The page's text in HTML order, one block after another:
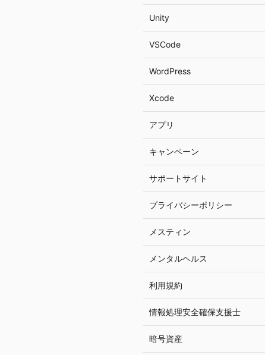
Unity
VSCode
WordPress
Xcode
アプリ
キャンペーン
サポートサイト
プライバシーポリシー
メスティン
メンタルヘルス
利用規約
情報処理安全確保支援士
暗号資産